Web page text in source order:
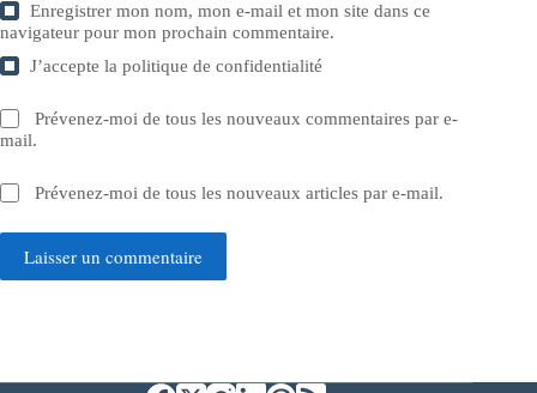
Enregistrer mon nom, mon e-mail et mon site dans ce
navigateur pour mon prochain commentaire.
J’accepte lapolitique de confidentialité
Prévenez-moi de tous les nouveaux commentaires par e-
mail.
Prévenez-moi de tous les nouveaux articles par e-mail.
Laisser un commentaire